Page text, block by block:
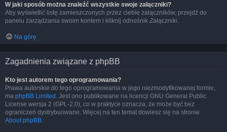
W jaki sposób można znaleźć wszystkie swoje załączniki?
Aby wyświetlić listę zamieszczonych przez ciebie załączników, przejdź do
panelu zarządzania swoim kontem i kliknij odnośnik Załączniki.
Na górę
Zagadnienia związane z phpBB
Kto jest autorem tego oprogramowania?
Prawa autorskie do tego oprogramowania w jego niezmodyfikowanej formie,
ma phpBB Limited . Jest ono publikowane na licencji GNU General Public
License wersja 2 (GPL-2.0), co w praktyce oznacza, że może być bez
ograniczeń dystrybuowane. Więcej na ten temat dowiesz się na stronie
About phpBB.